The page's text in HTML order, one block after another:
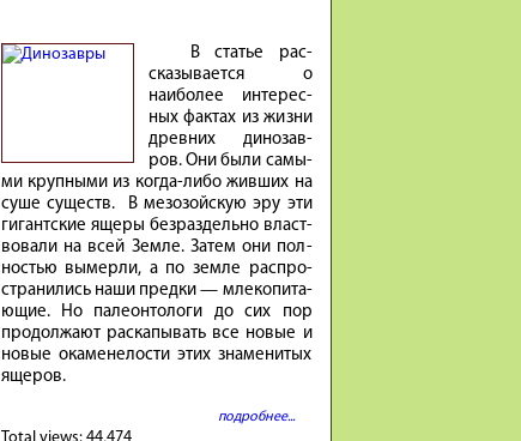
В ста­тье рас­
ска­зы­ва­ется о
наибо­лее инте­рес­
ных фак­тах из жиз­ни
древ­них ди­но­зав­
ров. Они бы­ли са­мы­
ми круп­ны­ми из ко­гда-либо жив­ших на
су­ше су­ществ. В ме­зо­зой­скую эру эти
ги­гант­ские яще­ры без­раз­дель­но власт­
во­ва­ли на всей Зем­ле. За­тем они пол­
но­стью вы­мер­ли, а по зем­ле рас­про­
стра­ни­лись на­ши пред­ки — мле­ко­пи­та­
ю­щие. Но па­ле­он­то­ло­ги до сих пор
про­дол­жа­ют рас­ка­пы­вать все но­вые и
но­вые ока­мене­ло­сти этих зна­ме­ни­тых
яще­ров.
подробнее...